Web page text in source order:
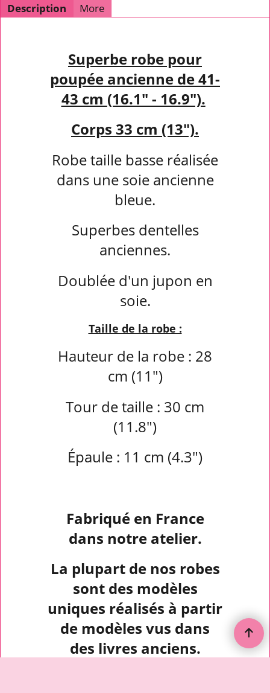
Description More
Superbe robe pour
poupée ancienne de 41-
43 cm (16.1" - 16.9").
Corps 33 cm (13").
Robe taille basse réalisée
dans une soie ancienne
bleue.
Superbes dentelles
anciennes.
Doublée d'un jupon en
soie.
Taille de la robe :
Hauteur de la robe : 28
cm (11")
Tour de taille : 30 cm
(11.8")
Épaule : 11 cm (4.3")
Fabriqué en France
dans notre atelier.
La plupart de nos robes
sont des modèles
uniques réalisés à partir
de modèles vus dans
des livres anciens.